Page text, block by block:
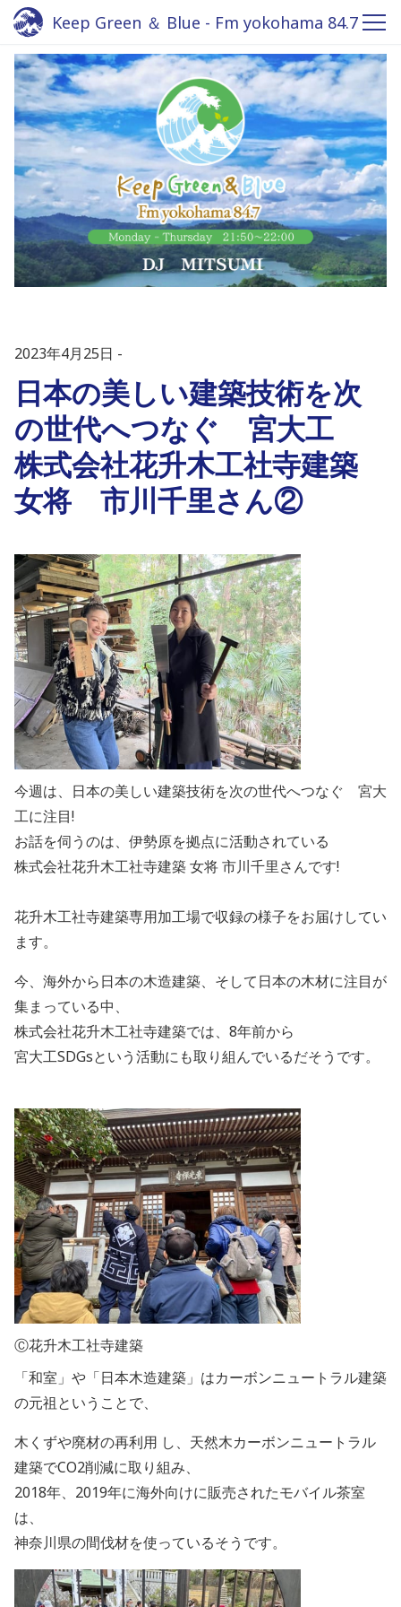
Keep Green ＆ Blue - Fm yokohama 84.7
2023年4月25日
日本の美しい建築技術を次
の世代へつなぐ 宮大工
株式会社花升木工社寺建築
女将 市川千里さん②
今週は、日本の美しい建築技術を次の世代へつなぐ 宮大
工に注目!
お話を伺うのは、伊勢原を拠点に活動されている
株式会社花升木工社寺建築 女将 市川千里さんです!
花升木工社寺建築専用加工場で収録の様子をお届けしてい
ます。
今、海外から日本の木造建築、そして日本の木材に注目が
集まっている中、
株式会社花升木工社寺建築では、8年前から
宮大工SDGsという活動にも取り組んでいるだそうです。
Ⓒ花升木工社寺建築
「和室」や「日本木造建築」はカーボンニュートラル建築
の元祖ということで、
木くずや廃材の再利用 し、天然木カーボンニュートラル
建築でCO2削減に取り組み、
2018年、2019年に海外向けに販売されたモバイル茶室
は、
神奈川県の間伐材を使っているそうです。